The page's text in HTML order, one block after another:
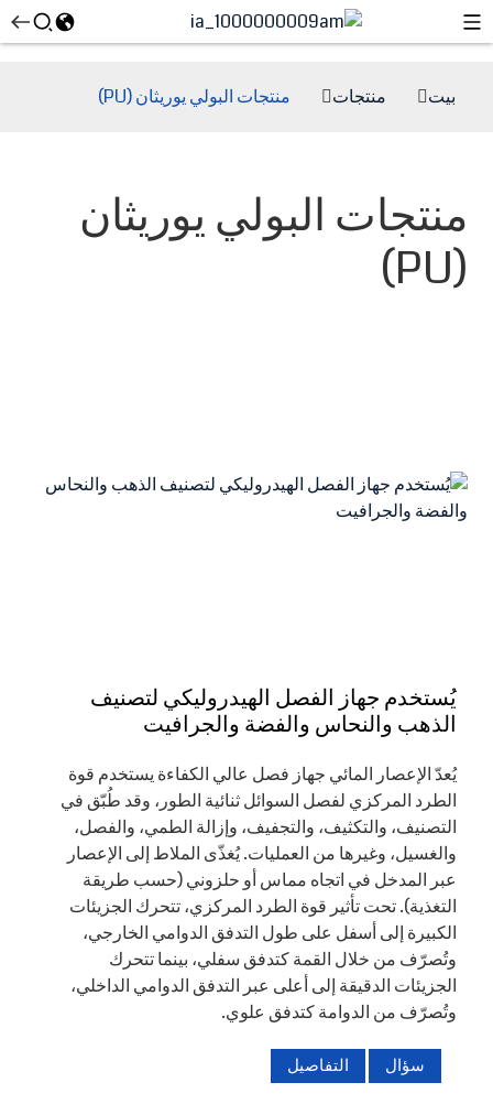
بيت منتجات منتجات البولي يوريثان (PU)
منتجات البولي يوريثان
(PU)
يُستخدم جهاز الفصل الهيدروليكي لتصنيف
الذهب والنحاس والفضة والجرافيت
يُعدّ الإعصار المائي جهاز فصل عالي الكفاءة يستخدم قوة
الطرد المركزي لفصل السوائل ثنائية الطور، وقد طُبّق في
التصنيف، والتكثيف، والتجفيف، وإزالة الطمي، والفصل،
والغسيل، وغيرها من العمليات. يُغذّى الملاط إلى الإعصار
عبر المدخل في اتجاه مماس أو حلزوني (حسب طريقة
التغذية). تحت تأثير قوة الطرد المركزي، تتحرك الجزيئات
الكبيرة إلى أسفل على طول التدفق الدوامي الخارجي،
وتُصرّف من خلال القمة كتدفق سفلي، بينما تتحرك
الجزيئات الدقيقة إلى أعلى عبر التدفق الدوامي الداخلي،
وتُصرّف من الدوامة كتدفق علوي.
سؤال التفاصيل